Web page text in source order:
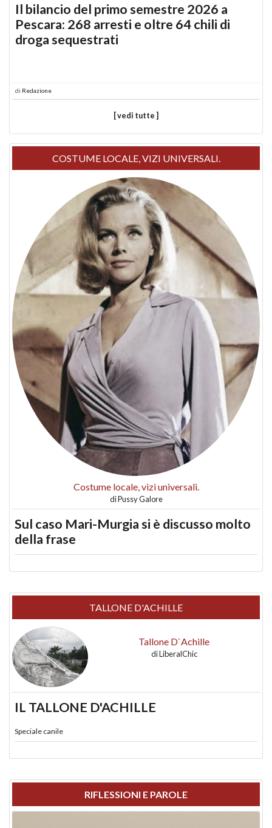
Il bilancio del primo semestre 2026 a
Pescara: 268 arresti e oltre 64 chili di
droga sequestrati
di Redazione
[ vedi tutte ]
COSTUME LOCALE, VIZI UNIVERSALI.
Costume locale, vizi universali.
diPussy Galore
Sul caso Mari-Murgia si è discusso molto
della frase
TALLONE D'ACHILLE
Tallone D`Achille
diLiberalChic
IL TALLONE D'ACHILLE
Speciale canile
RIFLESSIONI E PAROLE